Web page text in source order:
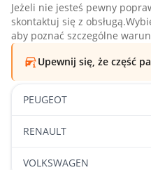
Jeżeli nie jesteś pewny
skontaktuj się z
aby poznać szczególne
Upewnij się, że część
PEUGEOT
RENAULT
VOLKSWAGEN